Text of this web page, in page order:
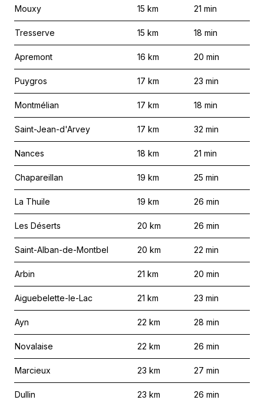
Mouxy 15 km 21 min
Tresserve 15 km 18 min
Apremont 16 km 20 min
Puygros 17 km 23 min
Montmélian 17 km 18 min
Saint-Jean-d'Arvey 17 km 32 min
Nances 18 km 21 min
Chapareillan 19 km 25 min
La Thuile 19 km 26 min
Les Déserts 20 km 26 min
Saint-Alban-de-Montbel 20 km 22 min
Arbin 21 km 20 min
Aiguebelette-le-Lac 21 km 23 min
Ayn 22 km 28 min
Novalaise 22 km 26 min
Marcieux 23 km 27 min
Dullin 23 km 26 min